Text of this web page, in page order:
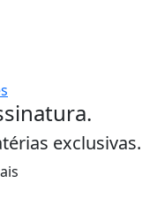
exclusivas.